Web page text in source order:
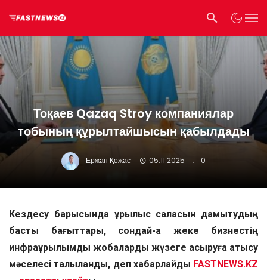
Тоқаев Qazaq Stroy компаниялар
тобының құрылтайшысын қабылдады
Ержан Қожас 05.11.2025 0
Кездесу барысында құрылыс саласын дамытудың
басты бағыттары, сондай-ақ жеке бизнестің
инфрақұрылымдық жобаларды жүзеге асыруға қатысу
мәселесі талқыланды, деп хабарлайды FASTNEWS.KZ